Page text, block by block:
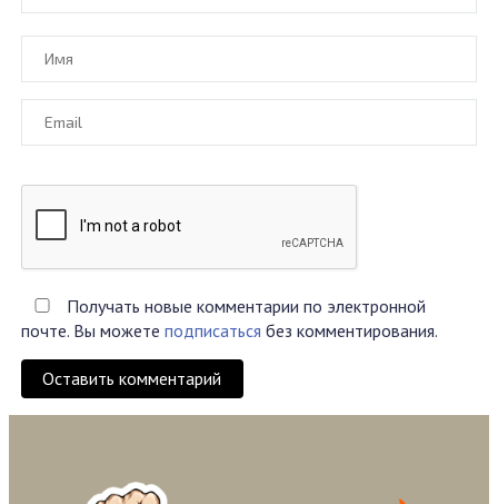
Получать новые комментарии по электронной
почте. Вы можете подписаться без комментирования.
Оставить комментарий